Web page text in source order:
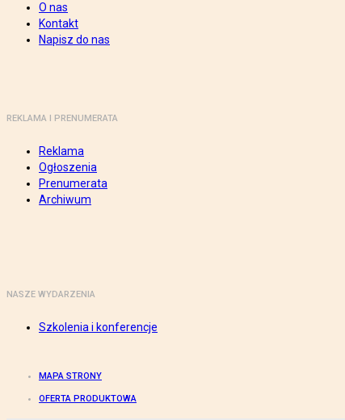
O nas
Kontakt
Napisz do nas
REKLAMA I PRENUMERATA
Reklama
Ogłoszenia
Prenumerata
Archiwum
NASZE WYDARZENIA
Szkolenia i konferencje
MAPA STRONY
OFERTA PRODUKTOWA